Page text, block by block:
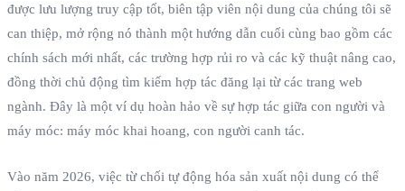
được lưu lượng truy cập tốt, biên tập viên nội dung của chúng tôi sẽ
can thiệp, mở rộng nó thành một hướng dẫn cuối cùng bao gồm các
chính sách mới nhất, các trường hợp rủi ro và các kỹ thuật nâng cao,
đồng thời chủ động tìm kiếm hợp tác đăng lại từ các trang web
ngành. Đây là một ví dụ hoàn hảo về sự hợp tác giữa con người và
máy móc: máy móc khai hoang, con người canh tác.
Vào năm 2026, việc từ chối tự động hóa sản xuất nội dung có thể